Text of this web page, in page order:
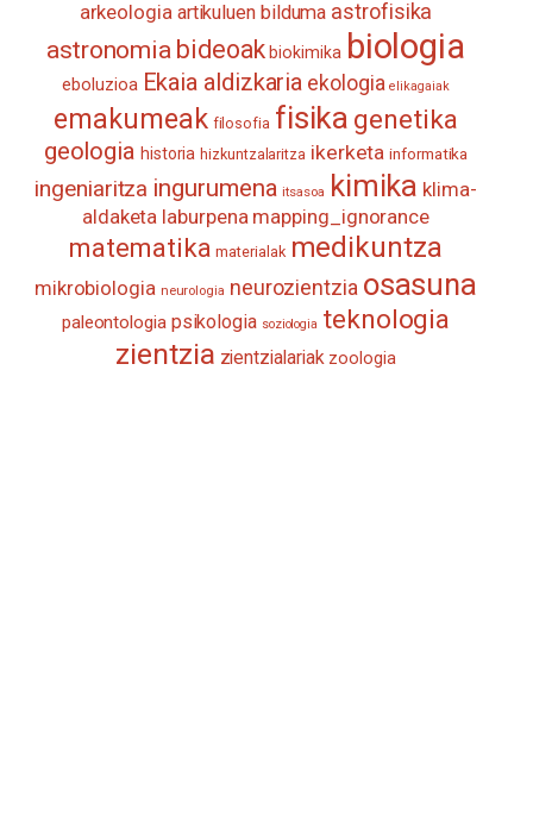
arkeologia artikuluen bilduma astrofisika
astronomia bideoak biokimika biologia
eboluzioa Ekaia aldizkaria ekologia elikagaiak
emakumeak filosofia fisika genetika
geologia historia hizkuntzalaritza ikerketa informatika
ingeniaritza ingurumena itsasoa kimika klima-
aldaketa laburpena mapping_ignorance
matematika materialak medikuntza
mikrobiologia neurologia neurozientzia osasuna
paleontologia psikologia soziologia teknologia
zientzia zientzialariak zoologia